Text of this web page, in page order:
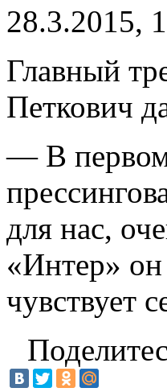
28.3.2015,
Главный
Петкович
— В первом
для нас,
«Интер» он
чувствует